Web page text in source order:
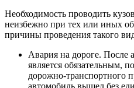
Необходимость проводить
неизбежно при тех или иных
причины проведения такого
Авария на дороге. После
является обязательным,
дорожно-транспортного